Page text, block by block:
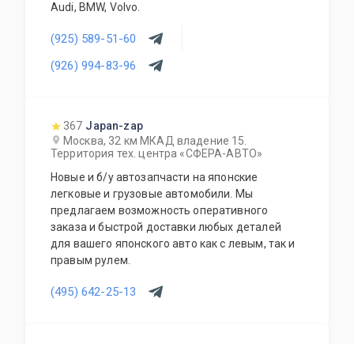
Audi, BMW, Volvo.
(925) 589-51-60
(926) 994-83-96
367 Japan-zap
Москва, 32 км МКАД владение 15.
Территория тех. центра «СФЕРА-АВТО»
Новые и б/у автозапчасти на японские
легковые и грузовые автомобили. Мы
предлагаем возможность оперативного
заказа и быстрой доставки любых деталей
для вашего японского авто как с левым, так и
правым рулем.
(495) 642-25-13